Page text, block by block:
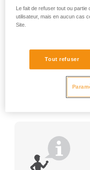
Le fait de refuser tout ou
utilisateur, mais en aucun cas
Site.
Tout refuser